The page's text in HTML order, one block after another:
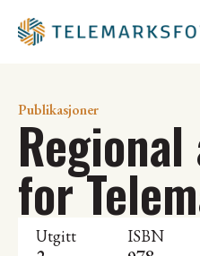
Publikasjoner
for
Utgitt ISBN